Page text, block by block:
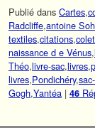
Publié dans Cartes,
Radcliffe,antoine
textiles,citations,
naissance d e Vénus,
Théo,livre-sac,livres,
livres,Pondichéry,
Gogh,Yantéa | 46